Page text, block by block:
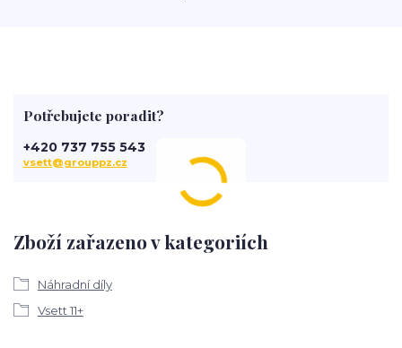
Zboží zařazeno v kategoriích
Náhradní díly
Vsett 11+
Potřebujete poradit?
+420 737 755 543
vsett@grouppz.cz